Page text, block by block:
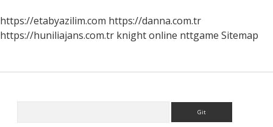
https://etabyazilim.com https://danna.com.tr
https://huniliajans.com.tr knight online nttgame Sitemap